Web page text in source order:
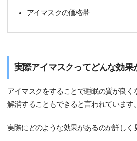
アイマスクの価格帯
実際アイマスクってどんな効果
アイマスクをすることで睡眠の質が良く
解消することもできると言われています。
実際にどのような効果があるのか詳しく